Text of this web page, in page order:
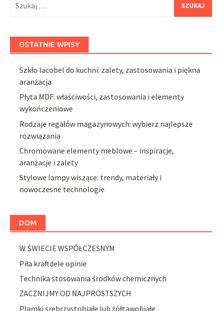
OSTATNIE WPISY
Szkło lacobel do kuchni: zalety, zastosowania i piękna
aranżacja
Płyta MDF: właściwości, zastosowania i elementy
wykończeniowe
Rodzaje regałów magazynowych: wybierz najlepsze
rozwiązania
Chromowane elementy meblowe – inspiracje,
aranżacje i zalety
Stylowe lampy wiszące: trendy, materiały i
nowoczesne technologie
DOM
W ŚWIECIE WSPÓŁCZESNYM
Piła kraftdele opinie
Technika stosowania środków chemicznych
ZACZNIJMY OD NAJPROSTSZYCH
Plamki srebrzystobiałe lub żółtawobiałe